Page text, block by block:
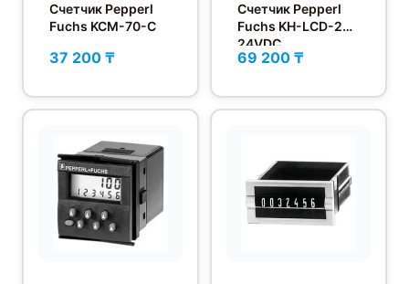
Счетчик Pepperl
Fuchs KCM-70-C
37 200 ₸
Счетчик Pepperl
Fuchs KH-LCD-24-
24VDC
69 200 ₸